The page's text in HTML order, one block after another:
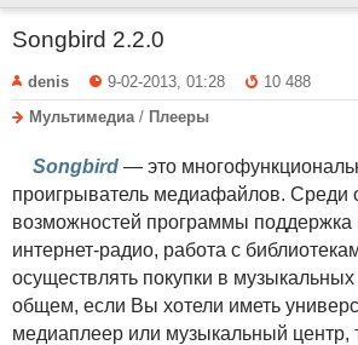
Songbird 2.2.0
denis 9-02-2013, 01:28
10 488
Мультимедиа / Плееры
Songbird — это
проигрыватель медиафайлов. Среди
возможностей программы поддержка
интернет-радио, работа с
осуществлять покупки в
общем, если Вы хотели иметь
медиаплеер или музыкальный центр,